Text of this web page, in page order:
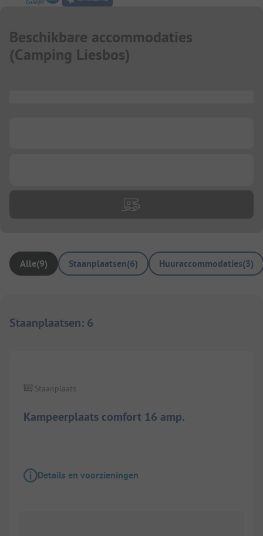
Beschikbare accommodaties
(Camping Liesbos)
Alle(9) Staanplaatsen(6) Huuraccommodaties(3)
Staanplaatsen: 6
Kampeerplaats comfort 16 amp.
Staanplaats
Details en voorzieningen